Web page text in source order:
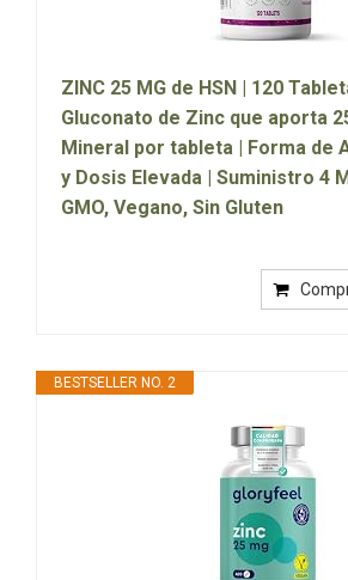
ZINC 25 MG de HSN | 120
Gluconato de Zinc que aporta
Mineral por tableta | Forma de
y Dosis Elevada | Suministro 4
GMO, Vegano, Sin Gluten
BESTSELLER NO. 2